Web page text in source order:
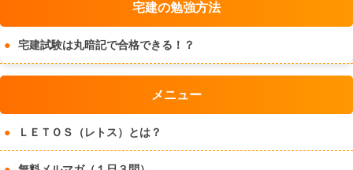
宅建の勉強方法
宅建試験は丸暗記で合格できる！？
メニュー
ＬＥＴＯＳ（レトス）とは？